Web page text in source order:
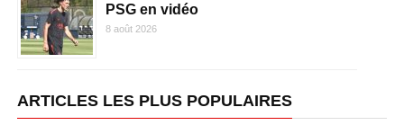
PSG en vidéo
8 août 2026
ARTICLES LES PLUS POPULAIRES